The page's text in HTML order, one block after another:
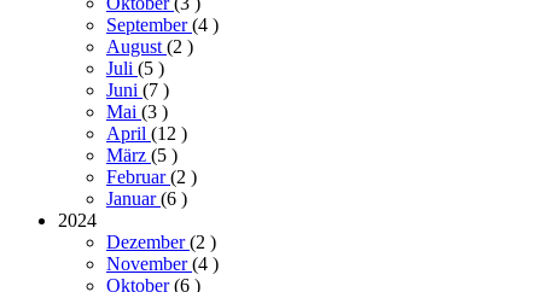
September(4 )
August (2 )
Juli (5 )
Juni (7 )
Mai (3 )
April (12 )
März (5 )
Februar(2 )
Januar(6 )
2024
Dezember(2 )
November(4 )
Oktober(6 )